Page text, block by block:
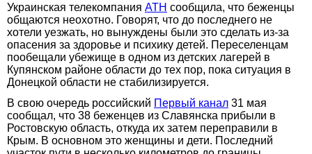
Украинская телекомпания АТН сообщила, что беженцы
общаются неохотно. Говорят, что до последнего не
хотели уезжать, но вынуждены были это сделать из-за
опасения за здоровье и психику детей. Переселенцам
пообещали убежище в одном из детских лагерей в
Купянском районе области до тех пор, пока ситуация в
Донецкой области не стабилизируется.
В свою очередь российский Первый канал 31 мая
сообщал, что 38 беженцев из Славянска прибыли в
Ростовскую область, откуда их затем переправили в
Крым. В основном это женщины и дети. Последний